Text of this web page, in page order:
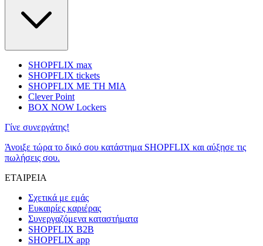
SHOPFLIX max
SHOPFLIX tickets
SHOPFLIX ΜΕ ΤΗ ΜΙΑ
Clever Point
BOX NOW Lockers
Γίνε συνεργάτης!
Άνοιξε τώρα το δικό σου κατάστημα SHOPFLIX και αύξησε τις
πωλήσεις σου.
ΕΤΑΙΡΕΙΑ
Σχετικά με εμάς
Ευκαιρίες καριέρας
Συνεργαζόμενα καταστήματα
SHOPFLIX B2B
SHOPFLIX app